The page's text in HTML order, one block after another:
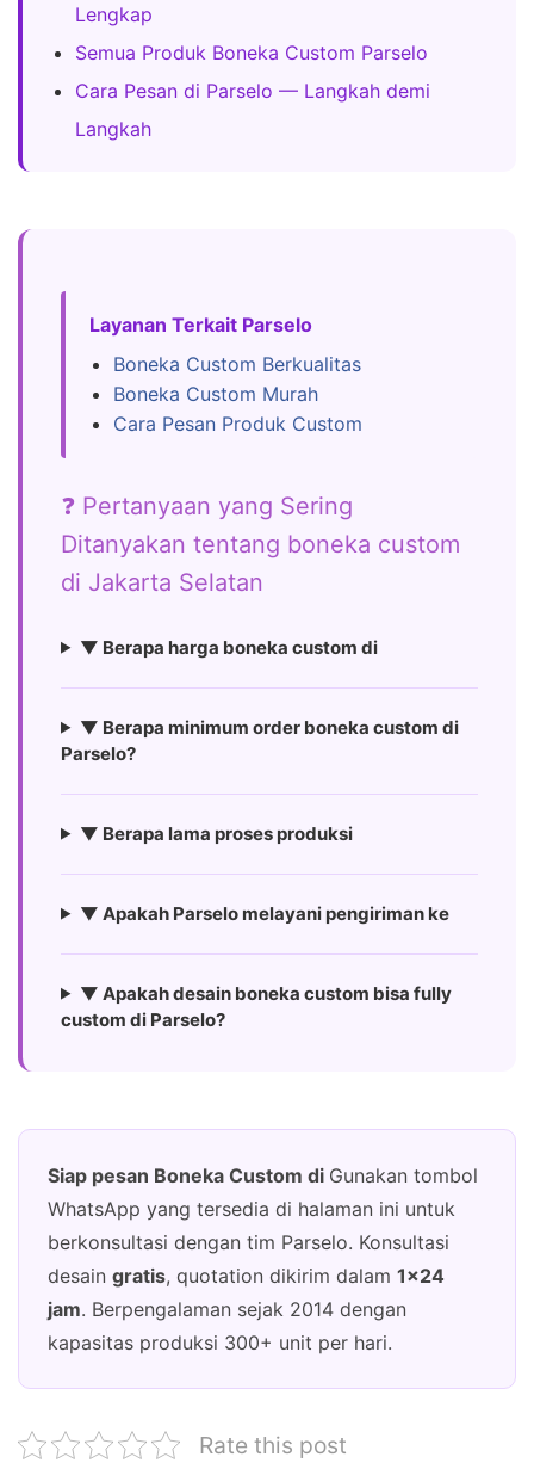
Lengkap
Semua Produk Boneka Custom Parselo
Cara Pesan di Parselo — Langkah demi
Langkah
Layanan Terkait Parselo
Boneka Custom Berkualitas
Boneka Custom Murah
Cara Pesan Produk Custom
❓ Pertanyaan yang Sering
Ditanyakan tentang boneka custom
di Jakarta Selatan
▼ Berapa harga boneka custom di
▼ Berapa minimum order boneka custom di
Parselo?
▼ Berapa lama proses produksi
▼ Apakah Parselo melayani pengiriman ke
▼ Apakah desain boneka custom bisa fully
custom di Parselo?
Siap pesan Boneka Custom di Gunakan tombol
WhatsApp yang tersedia di halaman ini untuk
berkonsultasi dengan tim Parselo. Konsultasi
desain gratis, quotation dikirim dalam 1×24
jam. Berpengalaman sejak 2014 dengan
kapasitas produksi 300+ unit per hari.
Rate this post